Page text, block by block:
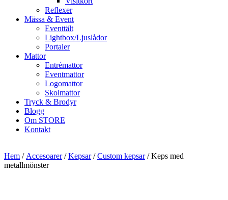
Reflexer
Mässa & Event
Eventtält
Lightbox/Ljuslådor
Portaler
Mattor
Entrémattor
Eventmattor
Logomattor
Skolmattor
Tryck & Brodyr
Blogg
Om STORE
Kontakt
Hem / Accesoarer/Kepsar/Custom kepsar/ Keps med
metallmönster